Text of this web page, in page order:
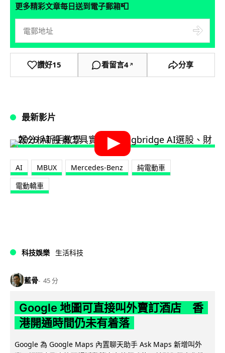
更多精彩文章每日送到電子郵箱📮
讚好15 看留言4 ↗ 分享
最新影片
AI MBUX Mercedes-Benz
純電動車
電動轎車
科技娛樂 生活科技
藍骨 45 分
Google 地圖可直接叫外賣訂酒店 香
港開通時間仍未有着落
Google 為 Google Maps 內置聊天助手 Ask Maps 新增叫外